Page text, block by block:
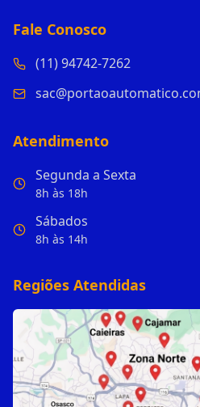
Fale Conosco
(11) 94742-7262
Atendimento
Segunda a Sexta
8h às 18h
Sábados
8h às 14h
Regiões Atendidas